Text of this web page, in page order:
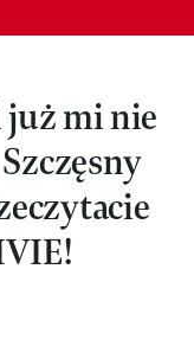
już mi nie